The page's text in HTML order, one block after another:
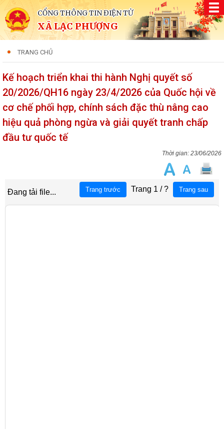
CỔNG THÔNG TIN ĐIỆN TỬ
XÃ LẠC PHƯỢNG
TRANG CHỦ
Kế hoạch triển khai thi hành Nghị quyết số
20/2026/QH16 ngày 23/4/2026 của Quốc hội về
cơ chế phối hợp, chính sách đặc thù nâng cao
hiệu quả phòng ngừa và giải quyết tranh chấp
đầu tư quốc tế
23/06/2026